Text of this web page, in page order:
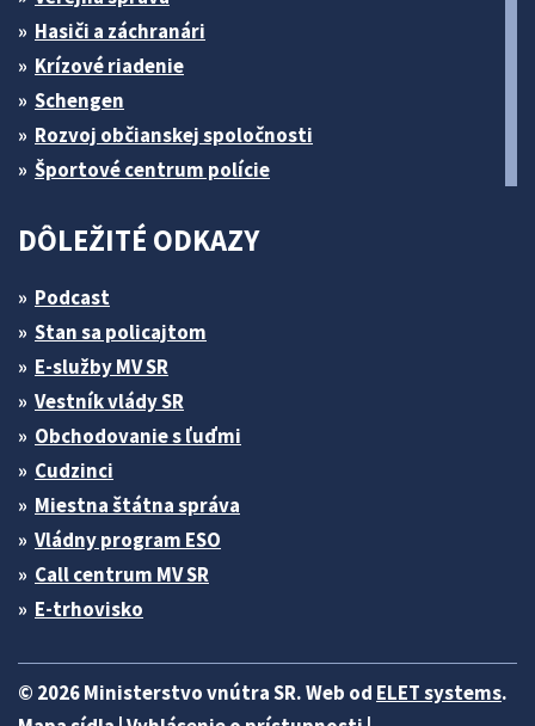
Hasiči a záchranári
Krízové riadenie
Schengen
Rozvoj občianskej spoločnosti
Športové centrum polície
DÔLEŽITÉ ODKAZY
Podcast
Stan sa policajtom
E-služby MV SR
Vestník vlády SR
Obchodovanie s ľuďmi
Cudzinci
Miestna štátna správa
Vládny program ESO
Call centrum MV SR
E-trhovisko
© 2026 Ministerstvo vnútra SR. Web od ELET systems.